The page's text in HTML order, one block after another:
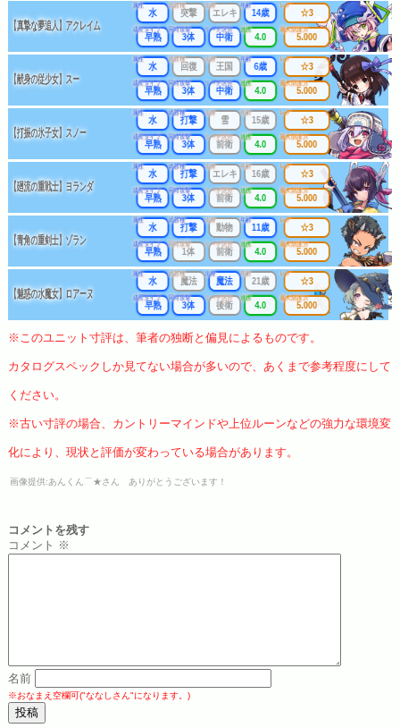
【真摯な夢追人】アクレイム
属性
水
武器種
突撃
出身
エレキ
年齢
14歳
成長タイプ
早熟
同時攻撃
3体
リーチ区分
中衛
連携
4.0
レア
☆3
最大防護力
5.000
【献身の従少女】スー
属性
水
武器種
回復
出身
王国
年齢
6歳
成長タイプ
早熟
同時攻撃
3体
リーチ区分
中衛
連携
4.0
レア
☆3
最大防護力
5.000
【打振の氷子女】スノー
属性
水
武器種
打撃
出身
雪
年齢
15歳
成長タイプ
早熟
同時攻撃
3体
リーチ区分
前衛
連携
4.0
レア
☆3
最大防護力
5.000
【廻流の重戦士】ヨランダ
属性
水
武器種
打撃
出身
エレキ
年齢
16歳
成長タイプ
早熟
同時攻撃
3体
リーチ区分
前衛
連携
4.0
レア
☆3
最大防護力
5.000
【青角の重剣士】ゾラン
属性
水
武器種
打撃
出身
動物
年齢
11歳
成長タイプ
早熟
同時攻撃
1体
リーチ区分
前衛
連携
4.0
レア
☆3
最大防護力
5.000
【魅惑の水魔女】ロアーヌ
属性
水
武器種
魔法
出身
魔法
年齢
21歳
成長タイプ
早熟
同時攻撃
3体
リーチ区分
後衛
連携
4.0
レア
☆3
最大防護力
5.000
※このユニット寸評は、筆者の独断と偏見によるものです。
カタログスペックしか見てない場合が多いので、あくまで参考程度にして
ください。
※古い寸評の場合、カントリーマインドや上位ルーンなどの強力な環境変
化により、現状と評価が変わっている場合があります。
画像提供:あんくん⌒★さん ありがとうございます！
コメントを残す
コメント ※
名前
※おなまえ空欄可("ななしさん"になります。)